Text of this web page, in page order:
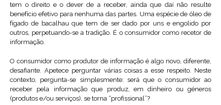
tem o direito e o dever de a receber, ainda que daí não resulte
benefício efetivo para nenhuma das partes. Uma espécie de óleo de
fígado de bacalhau que tem de ser dado por uns e engolido por
outros, perpetuando-se a tradição. É o consumidor como recetor de
informação.
O consumidor como produtor de informação é algo novo, diferente,
desafiante. Apetece perguntar várias coisas a esse respeito. Neste
contexto, pergunta-se simplesmente: será que o consumidor ao
receber pela informação que produz, em dinheiro ou géneros
(produtos e/ou serviços), se torna “profissional”?